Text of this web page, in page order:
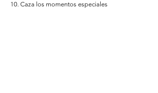
10. Caza los momentos especiales